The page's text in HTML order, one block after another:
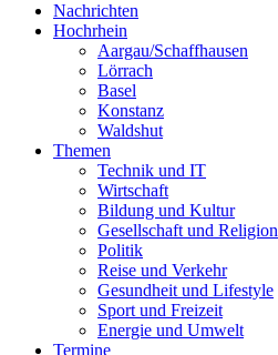
Nachrichten
Hochrhein
Aargau/Schaffhausen
Lörrach
Basel
Konstanz
Waldshut
Themen
Technik und IT
Wirtschaft
Bildung und Kultur
Gesellschaft und Religion
Politik
Reise und Verkehr
Gesundheit und Lifestyle
Sport und Freizeit
Energie und Umwelt
Termine